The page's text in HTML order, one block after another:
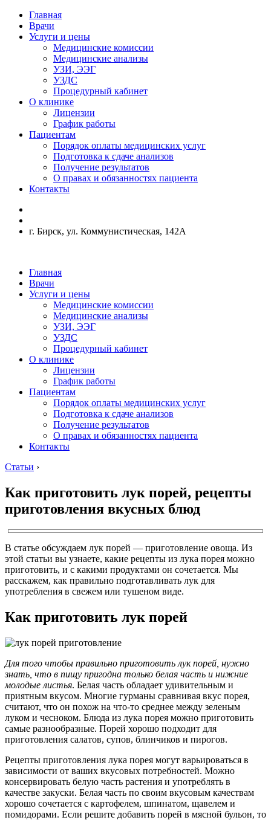
Главная
Врачи
Услуги и цены
Медицинские комиссии
Медицинские анализы
УЗИ, ЭЭГ
УЗДС
Процедурный кабинет
О клинике
Лицензии
График работы
Пациентам
Порядок оплаты медицинских услуг
Подготовка к сдаче анализов
Получение результатов
О правах и обязанностях пациента
Контакты
г. Бирск, ул. Коммунистическая, 142А
Главная
Врачи
Услуги и цены
Медицинские комиссии
Медицинские анализы
УЗИ, ЭЭГ
УЗДС
Процедурный кабинет
О клинике
Лицензии
График работы
Пациентам
Порядок оплаты медицинских услуг
Подготовка к сдаче анализов
Получение результатов
О правах и обязанностях пациента
Контакты
Статьи ›
Как приготовить лук порей, рецепты
приготовления вкусных блюд
В статье обсуждаем лук порей — приготовление овоща. Из
этой статьи вы узнаете, какие рецепты из лука порея можно
приготовить, и с какими продуктами он сочетается. Мы
расскажем, как правильно подготавливать лук для
употребления в свежем или тушеном виде.
Как приготовить лук порей
Для того чтобы правильно приготовить лук порей, нужно
знать, что в пищу пригодна только белая часть и нижние
молодые листья. Белая часть обладает удивительным и
приятным вкусом. Многие гурманы сравнивая вкус порея,
считают, что он похож на что-то среднее между зеленым
луком и чесноком. Блюда из лука порея можно приготовить
самые разнообразные. Порей хорошо подходит для
приготовления салатов, супов, блинчиков и пирогов.
Рецепты приготовления лука порея могут варьироваться в
зависимости от ваших вкусовых потребностей. Можно
консервировать белую часть растения и употреблять в
качестве закуски. Белая часть по своим вкусовым качествам
хорошо сочетается с картофелем, шпинатом, щавелем и
помидорами. Если решите добавить порей в мясной бульон, то